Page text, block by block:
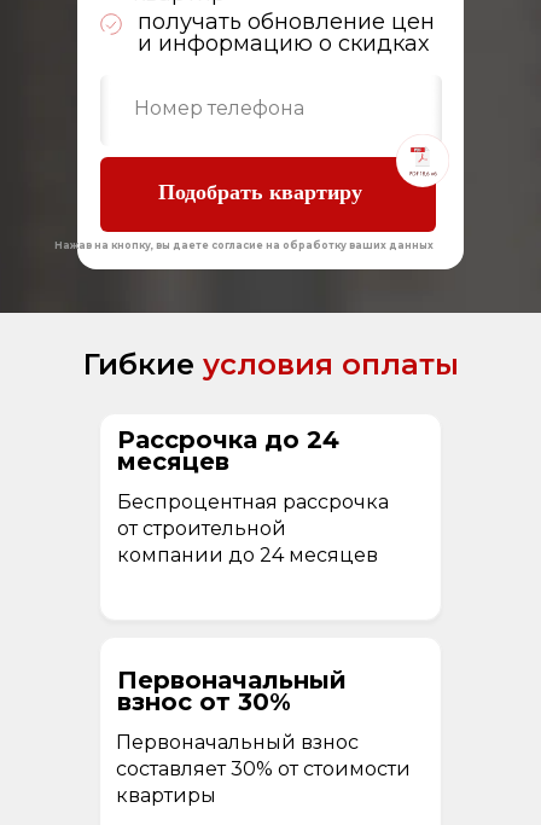
получать обновление цен
и информацию о скидках
Нажав на кнопку, вы даете согласие на обработку ваших данных
Подобрать квартиру
Рассрочка до 24
месяцев
Беспроцентная рассрочка
от строительной
компании до 24 месяцев
Первоначальный
взнос от 30%
Первоначальный взнос
составляет 30% от стоимости
квартиры
Гибкие условия оплаты